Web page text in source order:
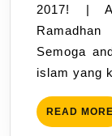
2017! |
Semoga
islam yang
READ MORE